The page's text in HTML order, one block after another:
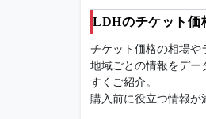
LDHのチケット価
チケット価格の相場や
地域ごとの情報をデー
すくご紹介。
購入前に役立つ情報が